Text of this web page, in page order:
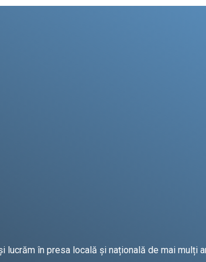
lucrăm în presa locală și națională de mai mulți